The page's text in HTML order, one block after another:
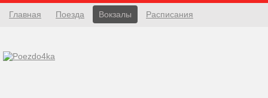
Главная Поезда Вокзалы Расписания